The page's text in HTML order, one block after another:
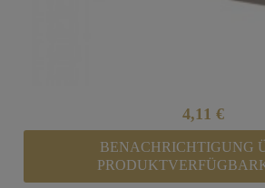
4,11 €
BENACHRICHTIGUNG